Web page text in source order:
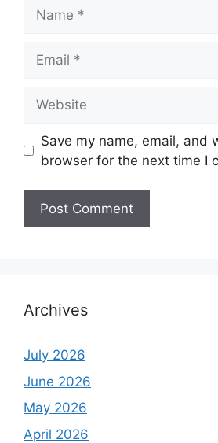
Save my name, email, and
browser for the next time I
Archives
July 2026
June 2026
May 2026
April 2026